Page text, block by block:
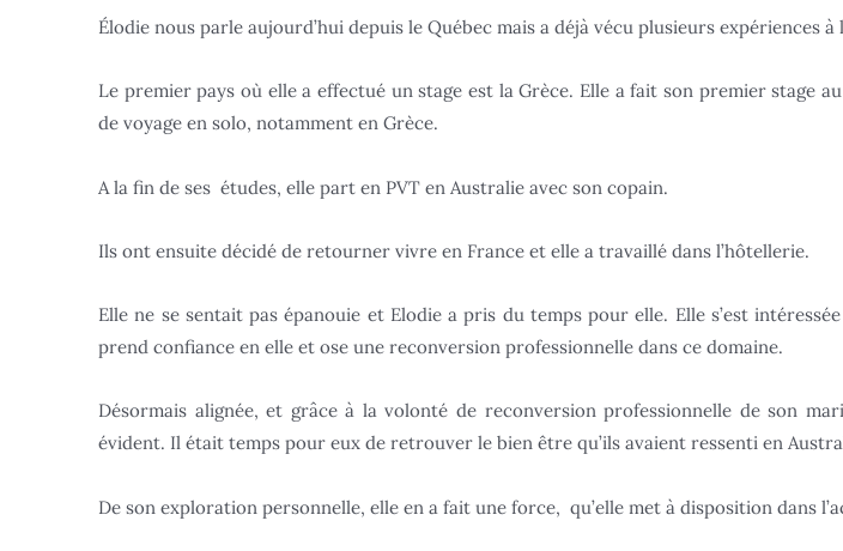
Élodie nous parle aujourd’hui depuis le Québec mais a déjà vécu plusieurs expériences à
Le premier pays où elle a effectué un stage est la Grèce. Elle a fait son premier stage
de voyage en solo, notamment en Grèce.
A la fin de ses études, elle part en PVT en Australie avec son copain.
Ils ont ensuite décidé de retourner vivre en France et elle a travaillé dans l’hôtellerie.
Elle ne se sentait pas épanouie et Elodie a pris du temps pour elle. Elle s’est
prend confiance en elle et ose une reconversion professionnelle dans ce domaine.
Désormais alignée, et grâce à la volonté de reconversion professionnelle de son
évident. Il était temps pour eux de retrouver le bien être qu’ils avaient ressenti en
De son exploration personnelle, elle en a fait une force, qu’elle met à disposition dans